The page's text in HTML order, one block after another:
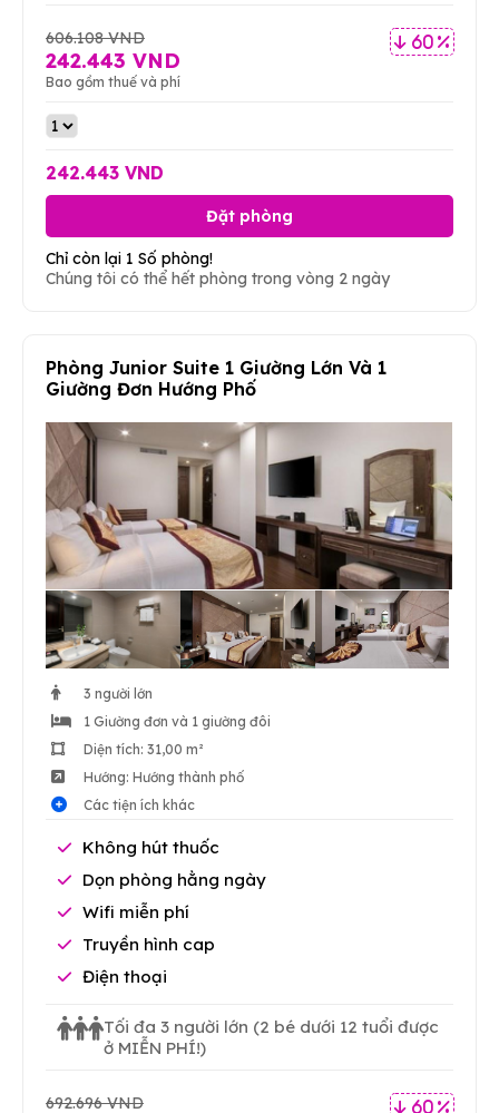
60 %
606.108 VND
242.443 VND
Bao gồm thuế và phí
242.443 VND
Đặt phòng
Chỉ còn lại 1 Số phòng!
Chúng tôi có thể hết phòng trong vòng 2 ngày
Phòng Junior Suite 1 Giường Lớn Và 1
Giường Đơn Hướng Phố
3 người lớn
1 Giường đơn và 1 giường đôi
Diện tích: 31,00 m²
Hướng: Hướng thành phố
Các tiện ích khác
Không hút thuốc
Dọn phòng hằng ngày
Wifi miễn phí
Truyền hình cap
Điện thoại
Tối đa 3 người lớn (2 bé dưới 12 tuổi được
ở MIỄN PHÍ!)
60 %
692.696 VND